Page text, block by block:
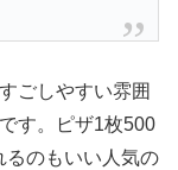
ごしやすい雰囲
す。ピザ1枚500
るのもいい人気の